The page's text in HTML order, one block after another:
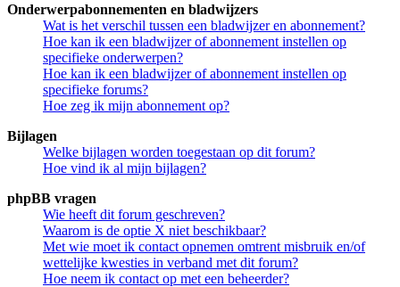
Onderwerpabonnementen en bladwijzers
Wat is het verschil tussen een bladwijzer en abonnement?
Hoe kan ik een bladwijzer of abonnement instellen op
specifieke onderwerpen?
Hoe kan ik een bladwijzer of abonnement instellen op
specifieke forums?
Hoe zeg ik mijn abonnement op?
Bijlagen
Welke bijlagen worden toegestaan op dit forum?
Hoe vind ik al mijn bijlagen?
phpBB vragen
Wie heeft dit forum geschreven?
Waarom is de optie X niet beschikbaar?
Met wie moet ik contact opnemen omtrent misbruik en/of
wettelijke kwesties in verband met dit forum?
Hoe neem ik contact op met een beheerder?